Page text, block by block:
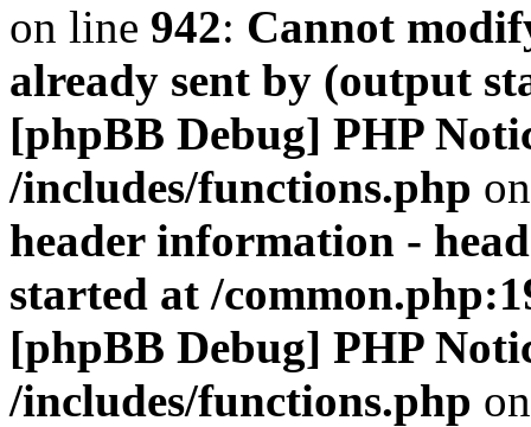
on line 942: Cannot
already sent by (output
[phpBB Debug] PHP
/includes/functions.php
header information -
started at /
[phpBB Debug] PHP
/includes/functions.php